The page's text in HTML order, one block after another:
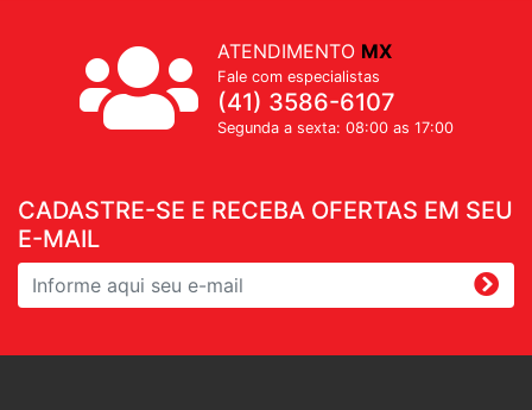
CADASTRE-SE E RECEBA OFERTAS EM SEU
E-MAIL
ATENDIMENTO MX
Fale com especialistas
(41) 3586-6107
Segunda a sexta: 08:00 as 17:00